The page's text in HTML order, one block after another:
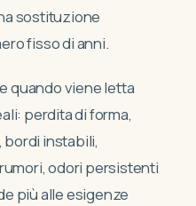
sostituzione
fisso di anni.
quando viene letta
perdita di forma,
instabili,
odori persistenti
più alle esigenze